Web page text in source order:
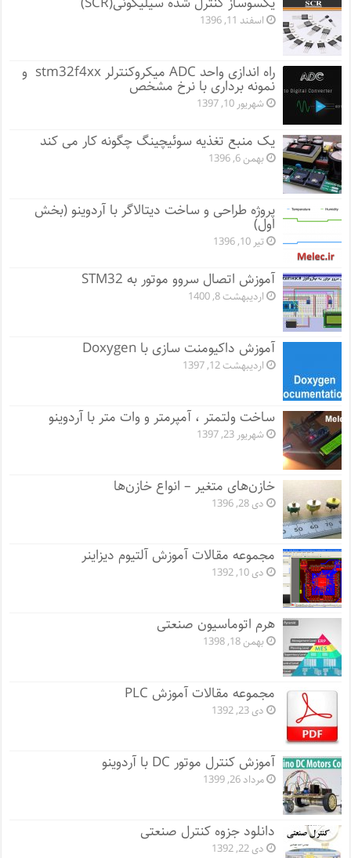
اسفند 11, 1396
راه اندازی واحد ADC میکروکنترلر stm32f4xx و
نمونه برداری با نرخ مشخص
شهریور 10, 1397
یک منبع تغذیه سوئیچینگ چگونه کار می کند
بهمن 6, 1396
پروژه طراحی و ساخت دیتالاگر با آردوینو (بخش
اول)
تیر 10, 1396
آموزش اتصال سروو موتور به STM32
اردیبهشت 8, 1400
آموزش داکیومنت سازی با Doxygen
اردیبهشت 12, 1397
ساخت ولتمتر ، آمپرمتر و وات متر با آردوینو
شهریور 23, 1397
خازن‌های متغیر – انواع خازن‌ها
دی 28, 1396
مجموعه مقالات آموزش آلتیوم دیزاینر
دی 10, 1392
هرم اتوماسیون صنعتی
بهمن 18, 1398
مجموعه مقالات آموزش PLC
دی 23, 1392
آموزش کنترل موتور DC با آردوینو
مرداد 26, 1399
دانلود جزوه کنترل صنعتی
دی 22, 1392